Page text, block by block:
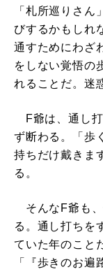
「札所巡りさ
びするかもしれ
通すためにわざ
をしない覚悟の
れることだ。迷
F爺は、通し打
ず断わる。「歩
持ちだけ戴きま
る。
そんなF爺も、
る。通し打ちを
ていた年のこと
「『歩きのお